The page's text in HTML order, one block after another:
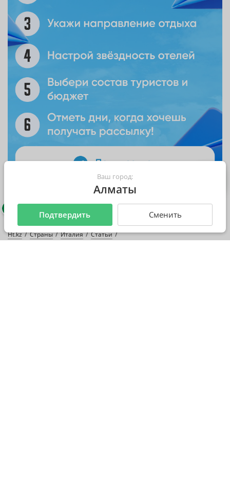
Италия
Ht.kz Страны Италия
Статьи
Ваш город:
Алматы
Подтвердить Сменить